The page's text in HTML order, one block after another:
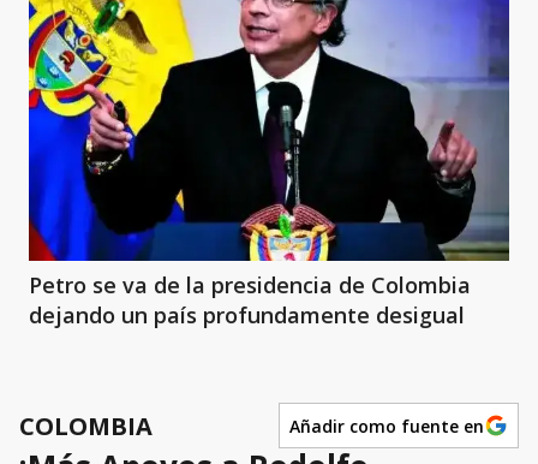
Petro se va de la presidencia de Colombia
dejando un país profundamente desigual
COLOMBIA Añadir como fuente en